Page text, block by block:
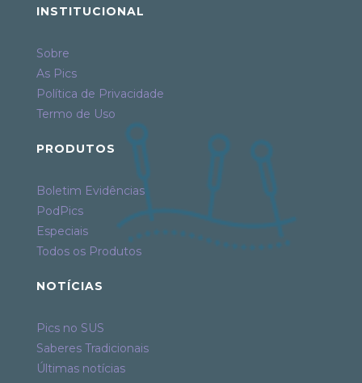
INSTITUCIONAL
Sobre
As Pics
Política de Privacidade
Termo de Uso
PRODUTOS
Boletim Evidências
PodPics
Especiais
Todos os Produtos
NOTÍCIAS
Pics no SUS
Saberes Tradicionais
Últimas notícias